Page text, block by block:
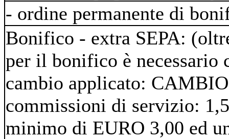
- ordine permanente di
Bonifico - extra SEPA:
per il bonifico è necessario
cambio applicato:
commissioni di servizio:
minimo di EURO 3,00 ed